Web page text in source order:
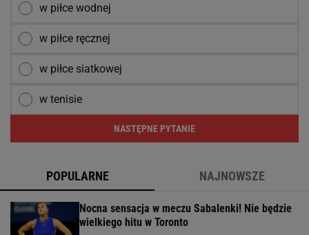
w piłce wodnej
w piłce ręcznej
w piłce siatkowej
w tenisie
NASTĘPNE PYTANIE
POPULARNE NAJNOWSZE
Nocna sensacja w meczu Sabalenki! Nie będzie
wielkiego hitu w Toronto